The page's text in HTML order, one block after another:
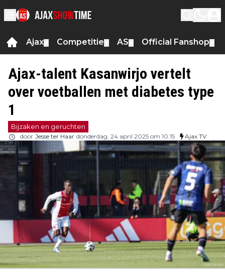
Ajax Competitie AS Official Fanshop
Ajax-talent Kasanwirjo vertelt
over voetballen met diabetes type
1
Bijzaken en geruchten
door Jesse ter Haar donderdag, 24 april 2025 om 10:15 Ajax TV